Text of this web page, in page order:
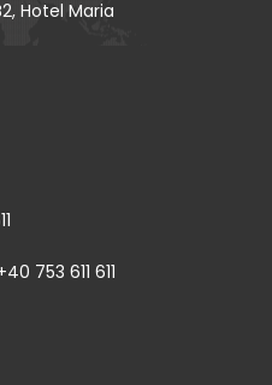
Hotel Maria
753 611 611